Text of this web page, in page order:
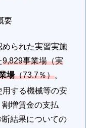
要
られた実習実施
9,829事業場（実
場（73.7％）。
する機械等の安
増賃金の支払
断結果についての